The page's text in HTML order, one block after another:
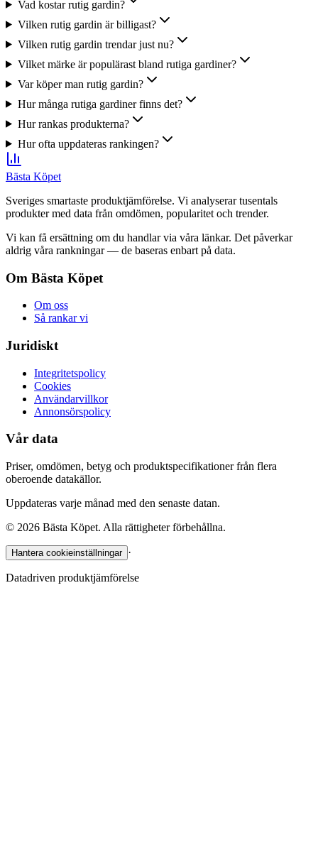
Vad kostar rutig gardin?
Vilken rutig gardin är billigast?
Vilken rutig gardin trendar just nu?
Vilket märke är populärast bland rutiga gardiner?
Var köper man rutig gardin?
Hur många rutiga gardiner finns det?
Hur rankas produkterna?
Hur ofta uppdateras rankingen?
Bästa Köpet
Sveriges smartaste produktjämförelse. Vi analyserar tusentals
produkter med data från omdömen, popularitet och trender.
Vi kan få ersättning om du handlar via våra länkar. Det påverkar
aldrig våra rankningar — de baseras enbart på data.
Om Bästa Köpet
Om oss
Så rankar vi
Juridiskt
Integritetspolicy
Cookies
Användarvillkor
Annonsörspolicy
Vår data
Priser, omdömen, betyg och produktspecifikationer från flera
oberoende datakällor.
Uppdateras varje månad med den senaste datan.
© 2026 Bästa Köpet. Alla rättigheter förbehållna.
Hantera cookieinställningar ·
Datadriven produktjämförelse